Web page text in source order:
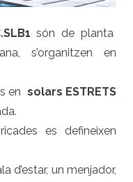
.SLB1 són de planta
s’organitzen en
en solars ESTRETS
es defineixen
d’estar, un menjador,